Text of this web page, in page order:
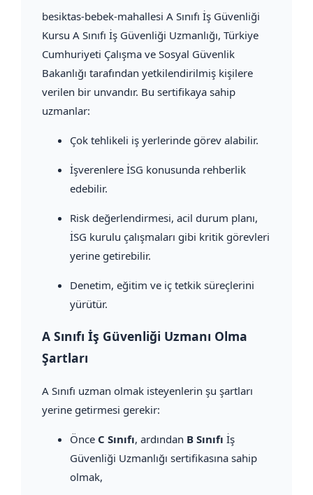
besiktas-bebek-mahallesi A Sınıfı İş Güvenliği
Kursu A Sınıfı İş Güvenliği Uzmanlığı, Türkiye
Cumhuriyeti Çalışma ve Sosyal Güvenlik
Bakanlığı tarafından yetkilendirilmiş kişilere
verilen bir unvandır. Bu sertifikaya sahip
uzmanlar:
Çok tehlikeli iş yerlerinde görev alabilir.
İşverenlere İSG konusunda rehberlik
edebilir.
Risk değerlendirmesi, acil durum planı,
İSG kurulu çalışmaları gibi kritik görevleri
yerine getirebilir.
Denetim, eğitim ve iç tetkik süreçlerini
yürütür.
A Sınıfı İş Güvenliği Uzmanı Olma
Şartları
A Sınıfı uzman olmak isteyenlerin şu şartları
yerine getirmesi gerekir:
Önce C Sınıfı, ardından B Sınıfı İş
Güvenliği Uzmanlığı sertifikasına sahip
olmak,